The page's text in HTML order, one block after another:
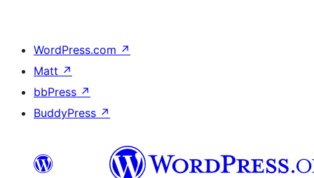
WordPress.com ↗
Matt ↗
bbPress ↗
BuddyPress ↗